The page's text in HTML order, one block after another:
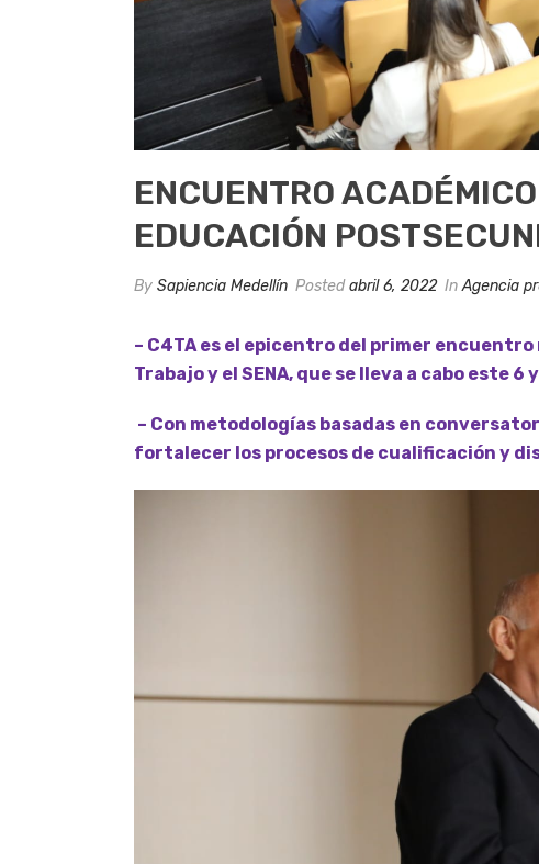
ENCUENTRO
EDUCACIÓN
By Sapiencia Medellín Postedabril 6, 2022 InAgencia
– C4TA es el epicentro del primer
Trabajo y el SENA, que se lleva a cabo este 6
– Con metodologías basadas en
fortalecer los procesos de cualificación y